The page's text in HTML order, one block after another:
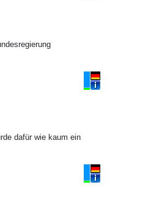
dafür wie kaum ein